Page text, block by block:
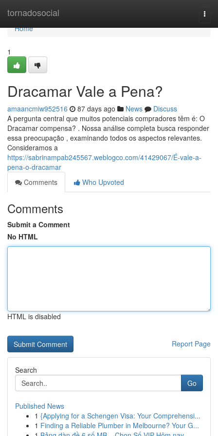
tornadosocial
Home
Home
1
Dracamar Vale a Pena?
amaancmiw952516 87 days ago News
Discuss
A pergunta central que muitos potenciais compradores têm é: O
Dracamar compensa? . Nossa análise completa busca responder
essa preocupação , examinando todos os aspectos relevantes.
Consideramos a
https://sabrinampab245567.weblogco.com/41429067/É-vale-a-
pena-o-dracamar
Comments
Who Upvoted
Comments
Submit a Comment
No HTML
HTML is disabled
Report Page
Search
Go
Published News
1 {Applying for a Schengen Visa: Your Comprehensi...
1 Finding a Reliable Plumber in Melbourne? Your G...